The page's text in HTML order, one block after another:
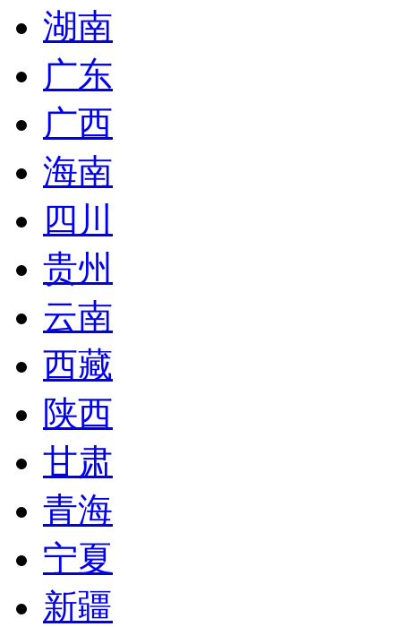
湖南
广东
广西
海南
四川
贵州
云南
西藏
陕西
甘肃
青海
宁夏
新疆